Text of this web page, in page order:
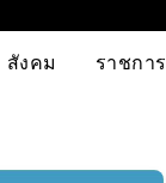
สังคม ราชการ